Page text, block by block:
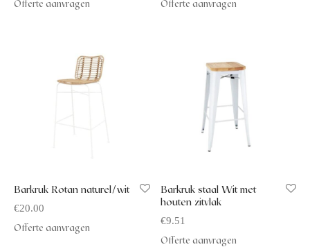
Offerte aanvragen Offerte aanvragen
Barkruk Rotan naturel/wit
€20.00
Offerte aanvragen
Barkruk staal Wit met
houten zitvlak
€9.51
Offerte aanvragen